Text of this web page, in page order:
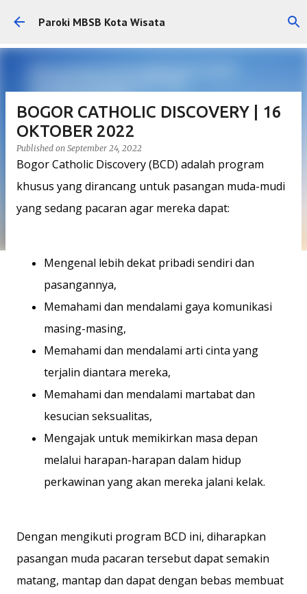
Skip to main content
Paroki MBSB Kota Wisata
BOGOR CATHOLIC DISCOVERY | 16
OKTOBER 2022
Published on September 24, 2022
Bogor Catholic Discovery (BCD) adalah program
khusus yang dirancang untuk pasangan muda-mudi
yang sedang pacaran agar mereka dapat:
Mengenal lebih dekat pribadi sendiri dan
pasangannya,
Memahami dan mendalami gaya komunikasi
masing-masing,
Memahami dan mendalami arti cinta yang
terjalin diantara mereka,
Memahami dan mendalami martabat dan
kesucian seksualitas,
Mengajak untuk memikirkan masa depan
melalui harapan-harapan dalam hidup
perkawinan yang akan mereka jalani kelak.
Dengan mengikuti program BCD ini, diharapkan
pasangan muda pacaran tersebut dapat semakin
matang, mantap dan dapat dengan bebas membuat